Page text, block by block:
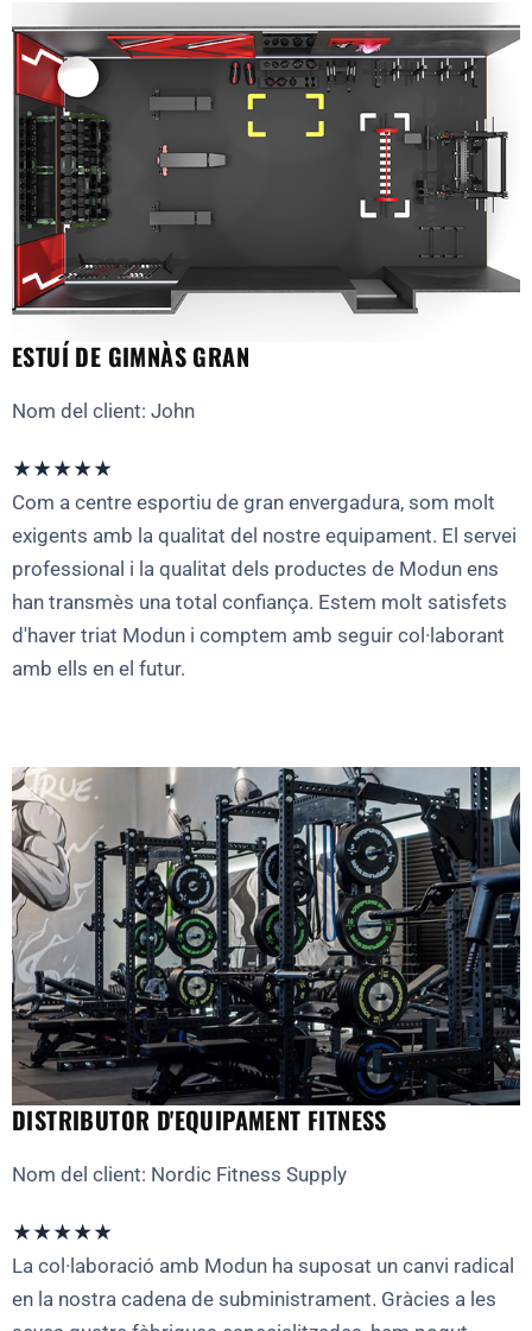
ESTUÍ DE GIMNÀS GRAN
Nom del client: John
★★★★★
Com a centre esportiu de gran envergadura, som molt
exigents amb la qualitat del nostre equipament. El servei
professional i la qualitat dels productes de Modun ens
han transmès una total confiança. Estem molt satisfets
d'haver triat Modun i comptem amb seguir col·laborant
amb ells en el futur.
DISTRIBUTOR D'EQUIPAMENT FITNESS
Nom del client: Nordic Fitness Supply
★★★★★
La col·laboració amb Modun ha suposat un canvi radical
en la nostra cadena de subministrament. Gràcies a les